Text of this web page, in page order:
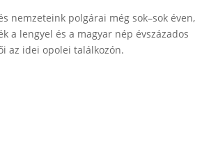
nemzeteink polgárai még sok–sok éven,
a lengyel és a magyar nép évszázados
az idei opolei találkozón.